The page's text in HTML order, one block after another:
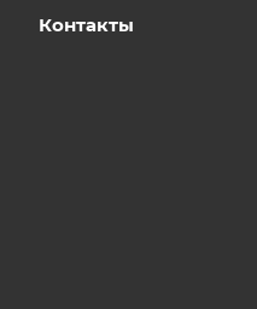
Контакты